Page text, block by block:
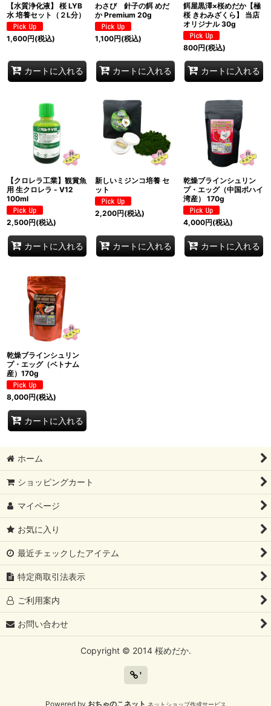
【水質浄化液】 桜 LYB
水 培養セット（２L分）
1,600円(税込)
カートに入れる
わさび 針子の餌 めだ
か Premium 20g
1,100円(税込)
カートに入れる
餌屋黒澤×桜めだか【極
桜 きわみざくら】 当店
オリジナル 30g
800円(税込)
カートに入れる
【クロレラ工業】観賞魚
用 生クロレラ - V12
100ml
2,500円(税込)
カートに入れる
新しいミジンコ培養 セ
ット
2,200円(税込)
カートに入れる
乾燥ブラインシュリン
プ・エッグ（中国ボハイ
湾産） 170g
4,000円(税込)
カートに入れる
乾燥ブラインシュリン
プ・エッグ（ベトナム
産）170g
8,000円(税込)
カートに入れる
ホーム
ショッピングカート
マイページ
お気に入り
最近チェックしたアイテム
特定商取引法表示
ご利用案内
お問い合わせ
Copyright © 2014 桜めだか.
'
Powered by おちゃのこネット ネットショップ作成サービス